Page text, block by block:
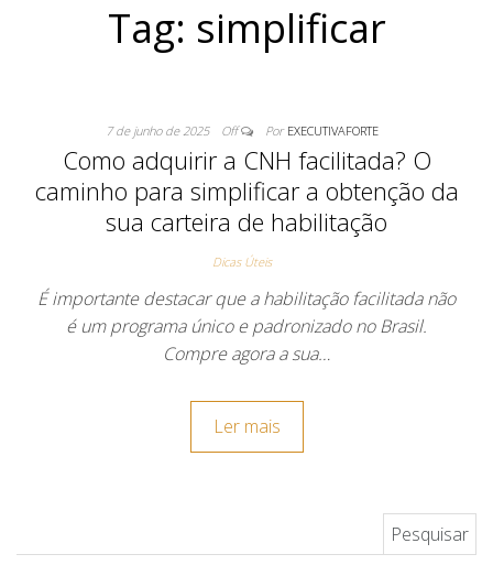
Tag: simplificar
7 de junho de 2025 Off Por EXECUTIVAFORTE
Como adquirir a CNH facilitada? O
caminho para simplificar a obtenção da
sua carteira de habilitação
Dicas Úteis
É importante destacar que a habilitação facilitada não
é um programa único e padronizado no Brasil.
Compre agora a sua…
Ler mais